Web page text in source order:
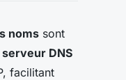
noms sont
serveur DNS
facilitant